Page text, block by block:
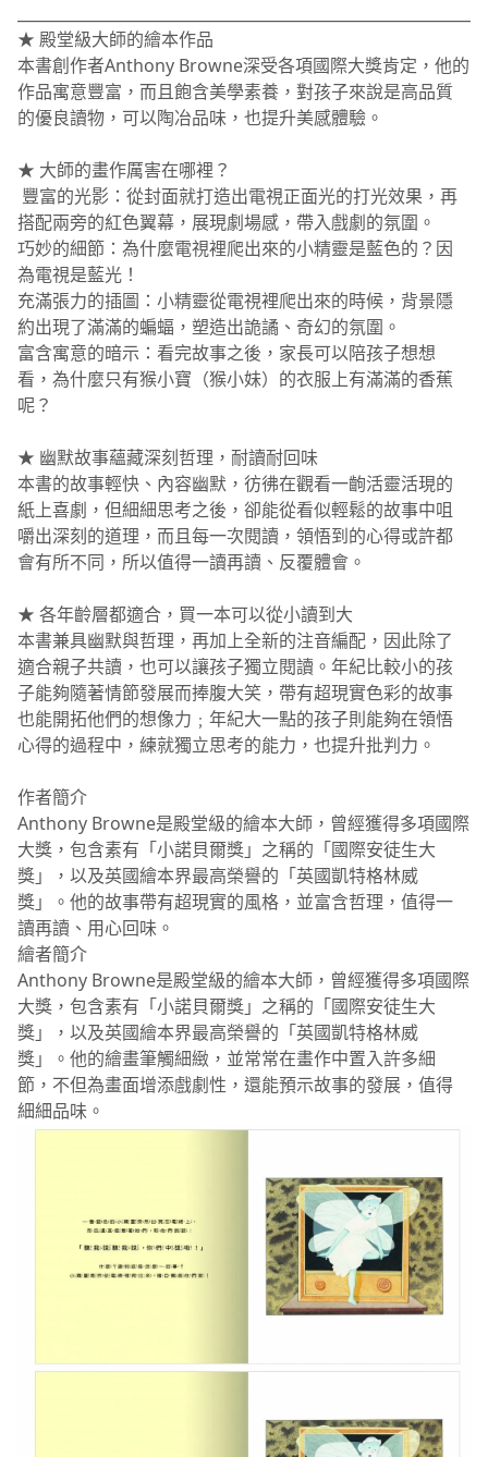
★ 殿堂級大師的繪本作品
本書創作者Anthony Browne深受各項國際大獎肯定，他的
作品寓意豐富，而且飽含美學素養，對孩子來說是高品質
的優良讀物，可以陶冶品味，也提升美感體驗。
★ 大師的畫作厲害在哪裡？
豐富的光影：從封面就打造出電視正面光的打光效果，再
搭配兩旁的紅色翼幕，展現劇場感，帶入戲劇的氛圍。
巧妙的細節：為什麼電視裡爬出來的小精靈是藍色的？因
為電視是藍光！
充滿張力的插圖：小精靈從電視裡爬出來的時候，背景隱
約出現了滿滿的蝙蝠，塑造出詭譎、奇幻的氛圍。
富含寓意的暗示：看完故事之後，家長可以陪孩子想想
看，為什麼只有猴小寶（猴小妹）的衣服上有滿滿的香蕉
呢？
★ 幽默故事蘊藏深刻哲理，耐讀耐回味
本書的故事輕快、內容幽默，彷彿在觀看一齣活靈活現的
紙上喜劇，但細細思考之後，卻能從看似輕鬆的故事中咀
嚼出深刻的道理，而且每一次閱讀，領悟到的心得或許都
會有所不同，所以值得一讀再讀、反覆體會。
★ 各年齡層都適合，買一本可以從小讀到大
本書兼具幽默與哲理，再加上全新的注音編配，因此除了
適合親子共讀，也可以讓孩子獨立閱讀。年紀比較小的孩
子能夠隨著情節發展而捧腹大笑，帶有超現實色彩的故事
也能開拓他們的想像力﹔年紀大一點的孩子則能夠在領悟
心得的過程中，練就獨立思考的能力，也提升批判力。
作者簡介
Anthony Browne是殿堂級的繪本大師，曾經獲得多項國際
大獎，包含素有「小諾貝爾獎」之稱的「國際安徒生大
獎」，以及英國繪本界最高榮譽的「英國凱特格林威
獎」。他的故事帶有超現實的風格，並富含哲理，值得一
讀再讀、用心回味。
繪者簡介
Anthony Browne是殿堂級的繪本大師，曾經獲得多項國際
大獎，包含素有「小諾貝爾獎」之稱的「國際安徒生大
獎」，以及英國繪本界最高榮譽的「英國凱特格林威
獎」。他的繪畫筆觸細緻，並常常在畫作中置入許多細
節，不但為畫面增添戲劇性，還能預示故事的發展，值得
細細品味。